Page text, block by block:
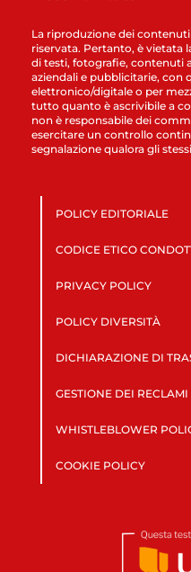
La riproduzione dei
riservata. Pertanto, è vietata
di testi, fotografie, contenuti
aziendali e pubblicitarie, con
elettronico/digitale o per
tutto quanto è ascrivibile a
non è responsabile dei
esercitare un controllo
segnalazione qualora gli
POLICY EDITORIALE
CODICE ETICO
PRIVACY POLICY
POLICY DIVERSITÀ
DICHIARAZIONE DI
GESTIONE DEI RECLAMI
WHISTLEBLOWER
COOKIE POLICY